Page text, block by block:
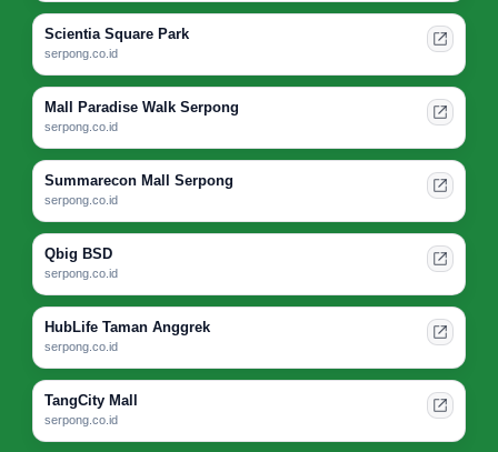
Scientia Square Park
serpong.co.id
Mall Paradise Walk Serpong
serpong.co.id
Summarecon Mall Serpong
serpong.co.id
Qbig BSD
serpong.co.id
HubLife Taman Anggrek
serpong.co.id
TangCity Mall
serpong.co.id